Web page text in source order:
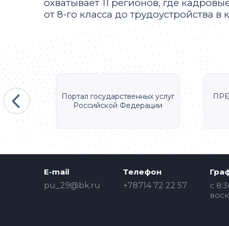
охватывает 11 регионов, где
от 8-го класса до трудоустройства в
Портал государственных услуг
Российской Федерации
E-mail
pu_29@bk.ru
Телефон
+78714 72 22 57
c